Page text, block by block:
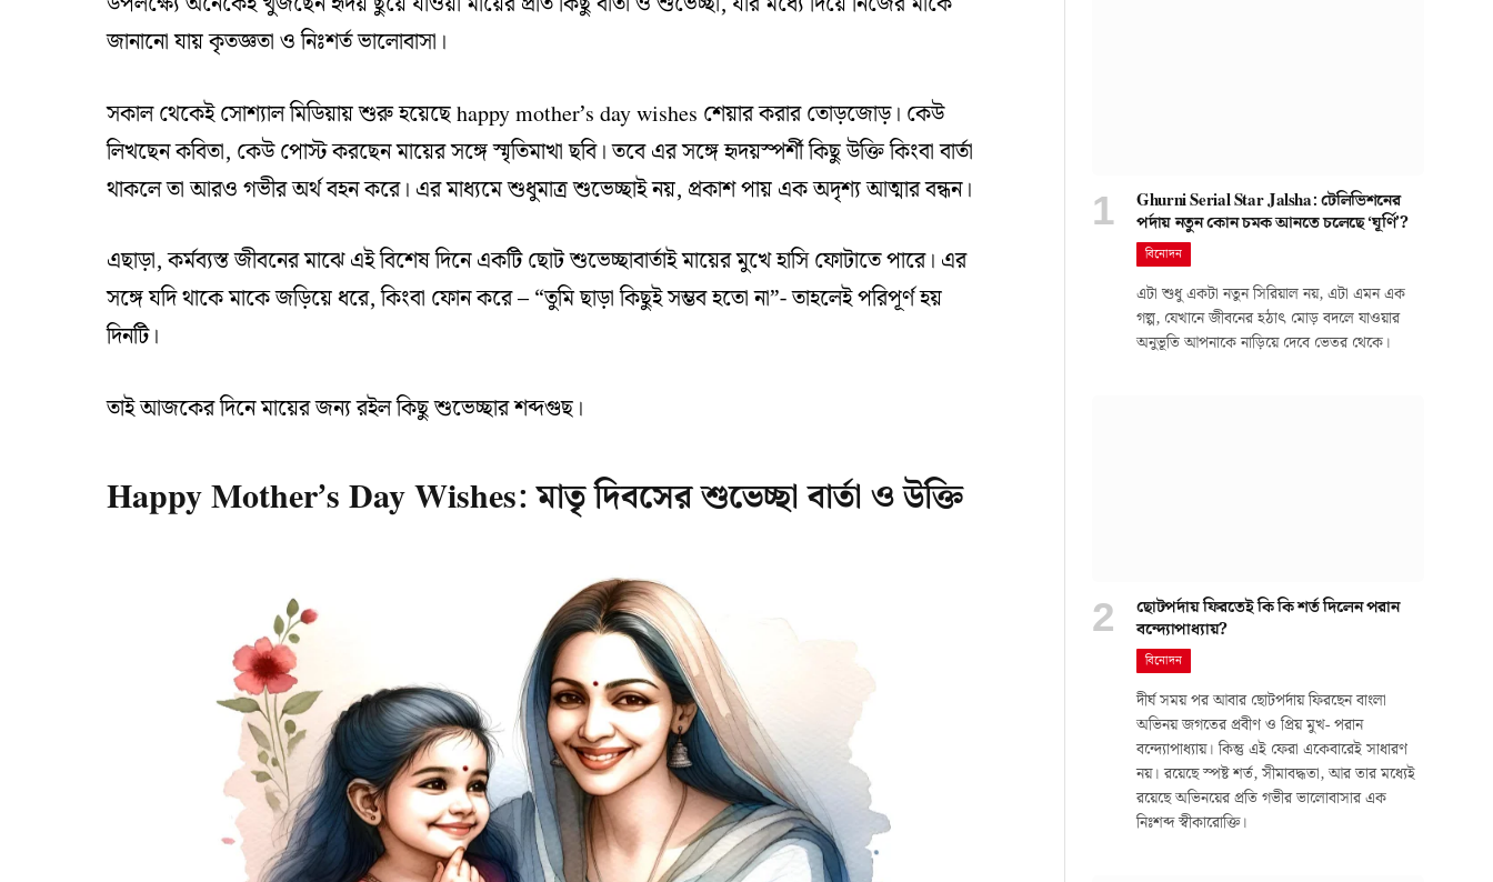
জানানো যায় কৃতজ্ঞতা ও নিঃশর্ত ভালোবাসা।
সকাল থেকেই সোশ্যাল মিডিয়ায় শুরু হয়েছে happy mother’s day wishes শেয়ার করার তোড়জোড়। কেউ
লিখছেন কবিতা, কেউ পোস্ট করছেন মায়ের সঙ্গে স্মৃতিমাখা ছবি। তবে এর সঙ্গে হৃদয়স্পর্শী কিছু উক্তি কিংবা বার্তা
থাকলে তা আরও গভীর অর্থ বহন করে। এর মাধ্যমে শুধুমাত্র শুভেচ্ছাই নয়, প্রকাশ পায় এক অদৃশ্য আত্মার বন্ধন।
এছাড়া, কর্মব্যস্ত জীবনের মাঝে এই বিশেষ দিনে একটি ছোট শুভেচ্ছাবার্তাই মায়ের মুখে হাসি ফোটাতে পারে। এর
সঙ্গে যদি থাকে মাকে জড়িয়ে ধরে, কিংবা ফোন করে – “তুমি ছাড়া কিছুই সম্ভব হতো না”- তাহলেই পরিপূর্ণ হয়
দিনটি।
তাই আজকের দিনে মায়ের জন্য রইল কিছু শুভেচ্ছার শব্দগুছ।
Happy Mother’s Day Wishes: মাতৃ দিবসের শুভেচ্ছা বার্তা ও উক্তি
Ghurni Serial Star Jalsha: টেলিভিশনের
পর্দায় নতুন কোন চমক আনতে চলেছে ‘ঘূর্ণি’?
বিনোদন
এটা শুধু একটা নতুন সিরিয়াল নয়, এটা এমন এক
গল্প, যেখানে জীবনের হঠাৎ মোড় বদলে যাওয়ার
অনুভূতি আপনাকে নাড়িয়ে দেবে ভেতর থেকে।
ছোটপর্দায় ফিরতেই কি কি শর্ত দিলেন পরান
বন্দ্যোপাধ্যায়?
বিনোদন
দীর্ঘ সময় পর আবার ছোটপর্দায় ফিরছেন বাংলা
অভিনয় জগতের প্রবীণ ও প্রিয় মুখ- পরান
বন্দ্যোপাধ্যায়। কিন্তু এই ফেরা একেবারেই সাধারণ
নয়। রয়েছে স্পষ্ট শর্ত, সীমাবদ্ধতা, আর তার মধ্যেই
রয়েছে অভিনয়ের প্রতি গভীর ভালোবাসার এক
নিঃশব্দ স্বীকারোক্তি।